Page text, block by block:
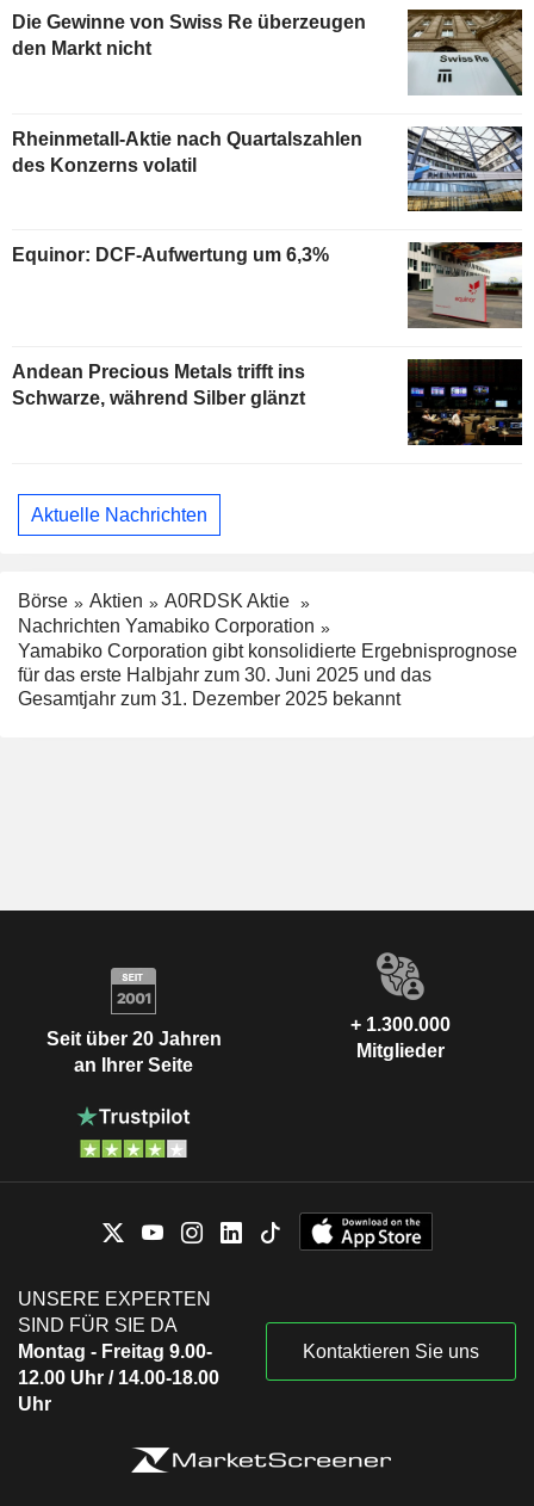
Die Gewinne von Swiss Re überzeugen
den Markt nicht
Rheinmetall-Aktie nach Quartalszahlen
des Konzerns volatil
Equinor: DCF-Aufwertung um 6,3%
Andean Precious Metals trifft ins
Schwarze, während Silber glänzt
Aktuelle Nachrichten
Börse Aktien
A0RDSK Aktie
Nachrichten Yamabiko Corporation
Yamabiko Corporation gibt konsolidierte Ergebnisprognose
für das erste Halbjahr zum 30. Juni 2025 und das
Gesamtjahr zum 31. Dezember 2025 bekannt
Seit über 20 Jahren
an Ihrer Seite
+ 1.300.000
Mitglieder
UNSERE EXPERTEN
SIND FÜR SIE DA
Montag - Freitag 9.00-
12.00 Uhr / 14.00-18.00
Uhr
Kontaktieren Sie uns